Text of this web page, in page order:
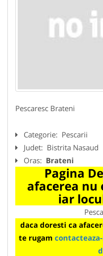
Pescaresc Brateni
Categorie: Pescarii
Judet: Bistrita Nasaud
Oras: Brateni
Pagina
afacerea nu
iar
daca doresti ca
te rugam